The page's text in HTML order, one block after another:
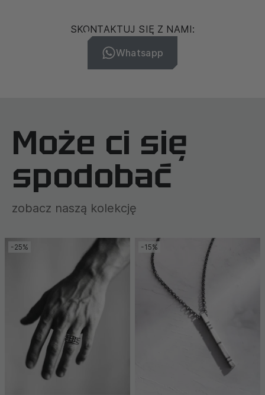
SKONTAKTUJ SIĘ Z NAMI:
Whatsapp
Może ci się
spodobać
zobacz naszą kolekcję
-25% -15%